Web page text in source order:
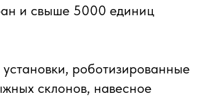
и свыше 5000 единиц
роботизированные
склонов, навесное